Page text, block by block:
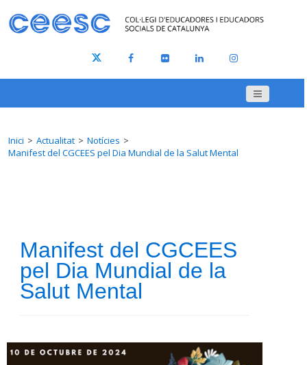
Inici Actualitat
Notícies
Manifest del CGCEES pel Dia Mundial de la Salut Mental
Manifest del CGCEES
pel Dia Mundial de la
Salut Mental